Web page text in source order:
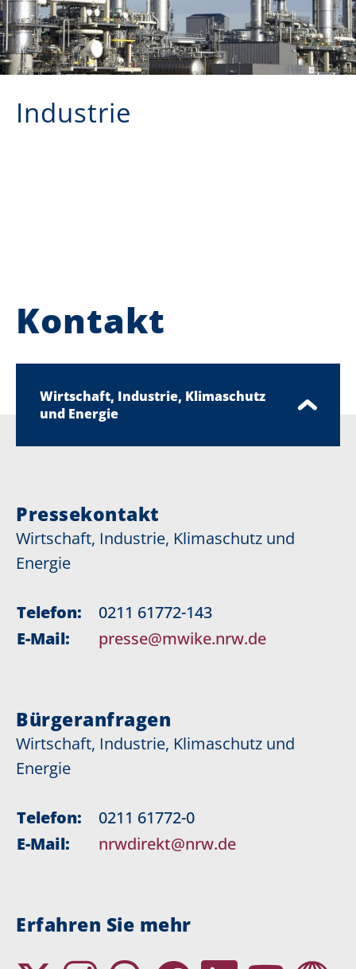
Industrie
Kontakt
Wirtschaft, Industrie, Klimaschutz
und Energie
Pressekontakt
Wirtschaft, Industrie, Klimaschutz und
Energie
Telefon:
0211 61772-143
E-Mail:
presse@mwike.nrw.de
Bürgeranfragen
Wirtschaft, Industrie, Klimaschutz und
Energie
Telefon:
0211 61772-0
E-Mail:
nrwdirekt@nrw.de
Erfahren Sie mehr